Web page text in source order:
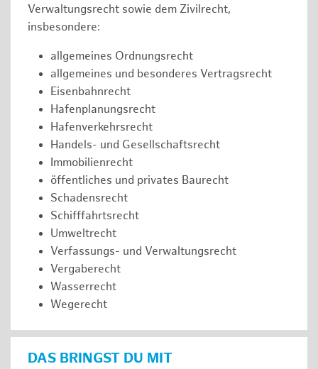
Verwaltungsrecht sowie dem Zivilrecht,
insbesondere:
allgemeines Ordnungsrecht
allgemeines und besonderes Vertragsrecht
Eisenbahnrecht
Hafenplanungsrecht
Hafenverkehrsrecht
Handels- und Gesellschaftsrecht
Immobilienrecht
öffentliches und privates Baurecht
Schadensrecht
Schifffahrtsrecht
Umweltrecht
Verfassungs- und Verwaltungsrecht
Vergaberecht
Wasserrecht
Wegerecht
DAS BRINGST DU MIT